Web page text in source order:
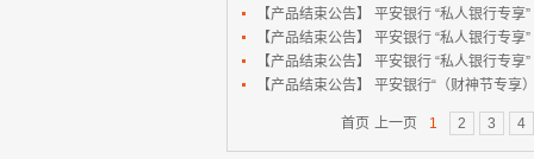
【产品结束公告】
平安银行 “私人银行专享”
【产品结束公告】
平安银行 “私人银行专享”
【产品结束公告】
平安银行 “私人银行专享”
【产品结束公告】
平安银行“（财神节专享
4
3
2
1
上一页
首页